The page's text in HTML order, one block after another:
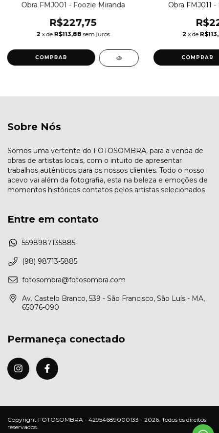
Obra FMJ001 - Foozie Miranda
R$227,75
2 x de R$113,88 sem juros
COMPRAR
Obra FMJ011
2 x de
COMPRAR
Sobre Nós
Somos uma vertente do FOTOSOMBRA, para a venda de
obras de artistas locais, com o intuito de apresentar
trabalhos autênticos para os nossos clientes. Todo o nosso
acevo vai além da fotografia, esta na beleza e emoções de
momentos históricos contatos pelos artistas selecionados
Entre em contato
5598987135885
(98) 98713-5885
fotosombra@fotosombra.com
Av. Castelo Branco, 539 - São Francisco, São Luís - MA,
65076-090
Permaneça conectado
Copyright FOTOSOMBRA - 42954689000133 - 2026. Todos os direitos
reservados.